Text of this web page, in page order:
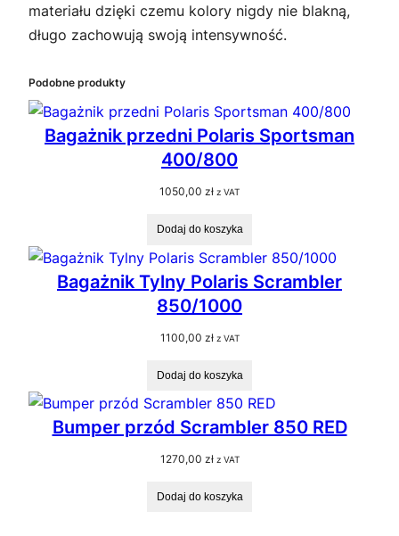
materiału dzięki czemu kolory nigdy nie blakną,
długo zachowują swoją intensywność.
Podobne produkty
Bagażnik przedni Polaris Sportsman
400/800
1050,00 zł z VAT
Dodaj do koszyka
Bagażnik Tylny Polaris Scrambler
850/1000
1100,00 zł z VAT
Dodaj do koszyka
Bumper przód Scrambler 850 RED
1270,00 zł z VAT
Dodaj do koszyka